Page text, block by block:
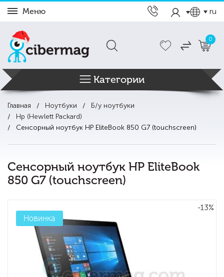
Меню ru
0
Категории
Главная Ноутбуки
Б/у ноутбуки
Hp (Hewlett Packard)
Сенсорный ноутбук HP EliteBook 850 G7 (touchscreen)
Сенсорный ноутбук HP EliteBook
850 G7 (touchscreen)
-13%
Новинка